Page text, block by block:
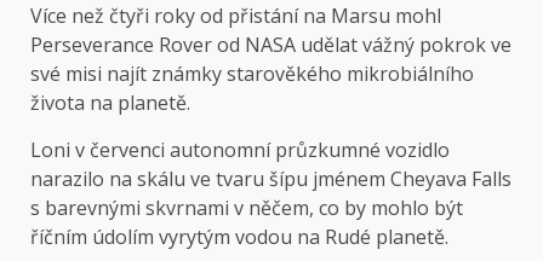
Více než čtyři roky od přistání na Marsu mohl
Perseverance Rover od NASA udělat vážný pokrok ve
své misi najít známky starověkého mikrobiálního
života na planetě.
Loni v červenci autonomní průzkumné vozidlo
narazilo na skálu ve tvaru šípu jménem Cheyava Falls
s barevnými skvrnami v něčem, co by mohlo být
říčním údolím vyrytým vodou na Rudé planetě.